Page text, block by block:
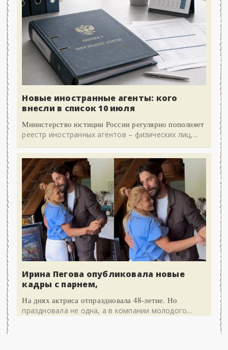
Новые иностранные агенты: кого
внесли в список 10 июля
Министерство юстиции России регулярно пополняет
реестр иностранных агентов – физических лиц,...
Ирина Пегова опубликовала новые
кадры с парнем,
На днях актриса отпраздновала 48-летие. Но
праздновала не одна, а в компании молодого...